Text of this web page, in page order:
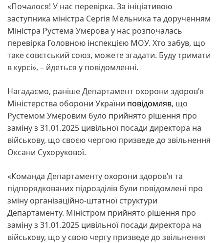
«Почалося! У нас перевірка. За ініціативою
заступника міністра Сергія Мельника та дорученням
Міністра Рустема Умєрова у нас розпочалась
перевірка Головною інспекцією МОУ. Хто забув, що
таке совєтський союз, можете згадати. Буду тримати
в курсі», – йдеться у повідомленні.
Нагадаємо, раніше Департамент охорони здоров’я
Міністерства оборони України повідомляв, що
Рустемом Умєровим було прийнято рішення про
заміну з 31.01.2025 цивільної посади директора на
військову, що своєю чергою призведе до звільнення
Оксани Сухорукової.
«Команда Департаменту охорони здоровʼя та
підпорядкованих підрозділів були повідомлені про
зміну організаційно-штатної структури
Департаменту. Міністром прийнято рішення про
заміну з 31.01.2025 цивільної посади директора на
військову, що у свою чергу призведе до звільнення